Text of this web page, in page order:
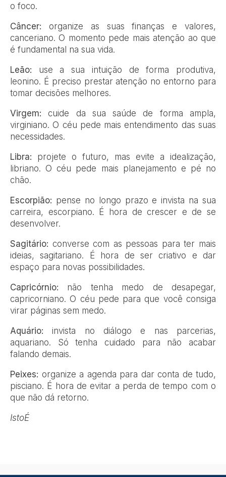
o foco.
Câncer: organize as suas finanças e valores,
canceriano. O momento pede mais atenção ao que
é fundamental na sua vida.
Leão: use a sua intuição de forma produtiva,
leonino. É preciso prestar atenção no entorno para
tomar decisões melhores.
Virgem: cuide da sua saúde de forma ampla,
virginiano. O céu pede mais entendimento das suas
necessidades.
Libra: projete o futuro, mas evite a idealização,
libriano. O céu pede mais planejamento e pé no
chão.
Escorpião: pense no longo prazo e invista na sua
carreira, escorpiano. É hora de crescer e de se
desenvolver.
Sagitário: converse com as pessoas para ter mais
ideias, sagitariano. É hora de ser criativo e dar
espaço para novas possibilidades.
Capricórnio: não tenha medo de desapegar,
capricorniano. O céu pede para que você consiga
virar páginas sem medo.
Aquário: invista no diálogo e nas parcerias,
aquariano. Só tenha cuidado para não acabar
falando demais.
Peixes: organize a agenda para dar conta de tudo,
pisciano. É hora de evitar a perda de tempo com o
que não dá retorno.
IstoÉ